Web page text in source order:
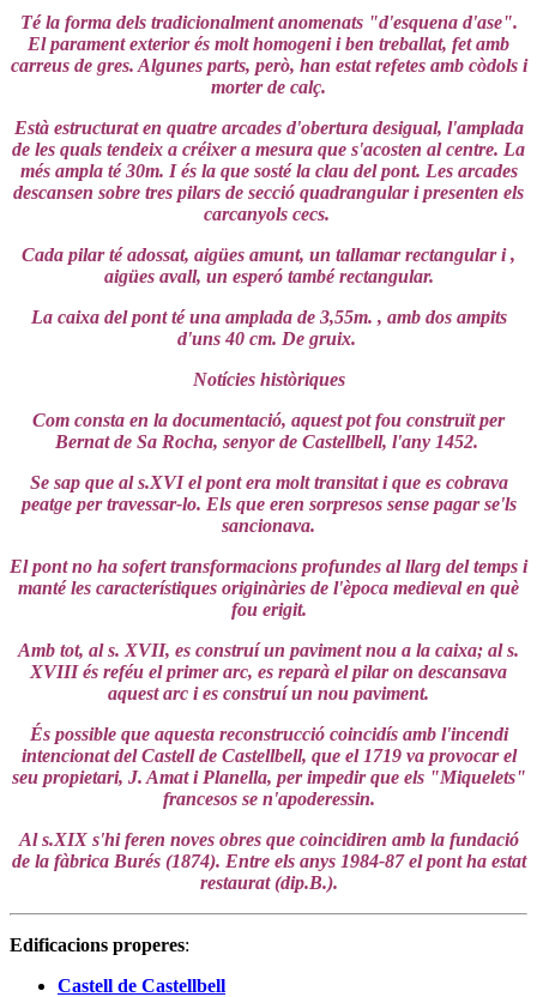
Té la forma dels tradicionalment anomenats "d'esquena d'ase".
El parament exterior és molt homogeni i ben treballat, fet amb
carreus de gres. Algunes parts, però, han estat refetes amb còdols i
morter de calç.
Està estructurat en quatre arcades d'obertura desigual, l'amplada
de les quals tendeix a créixer a mesura que s'acosten al centre. La
més ampla té 30m. I és la que sosté la clau del pont. Les arcades
descansen sobre tres pilars de secció quadrangular i presenten els
carcanyols cecs.
Cada pilar té adossat, aigües amunt, un tallamar rectangular i ,
aigües avall, un esperó també rectangular.
La caixa del pont té una amplada de 3,55m. , amb dos ampits
d'uns 40 cm. De gruix.
Notícies històriques
Com consta en la documentació, aquest pot fou construït per
Bernat de Sa Rocha, senyor de Castellbell, l'any 1452.
Se sap que al s.XVI el pont era molt transitat i que es cobrava
peatge per travessar-lo. Els que eren sorpresos sense pagar se'ls
sancionava.
El pont no ha sofert transformacions profundes al llarg del temps i
manté les característiques originàries de l'època medieval en què
fou erigit.
Amb tot, al s. XVII, es construí un paviment nou a la caixa; al s.
XVIII és reféu el primer arc, es reparà el pilar on descansava
aquest arc i es construí un nou paviment.
És possible que aquesta reconstrucció coincidís amb l'incendi
intencionat del Castell de Castellbell, que el 1719 va provocar el
seu propietari, J. Amat i Planella, per impedir que els "Miquelets"
francesos se n'apoderessin.
Al s.XIX s'hi feren noves obres que coincidiren amb la fundació
de la fàbrica Burés (1874). Entre els anys 1984-87 el pont ha estat
restaurat (dip.B.).
Edificacions properes:
Castell de Castellbell